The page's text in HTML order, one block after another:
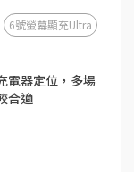
6號螢幕顯充Ultra
電器定位，多場
合適